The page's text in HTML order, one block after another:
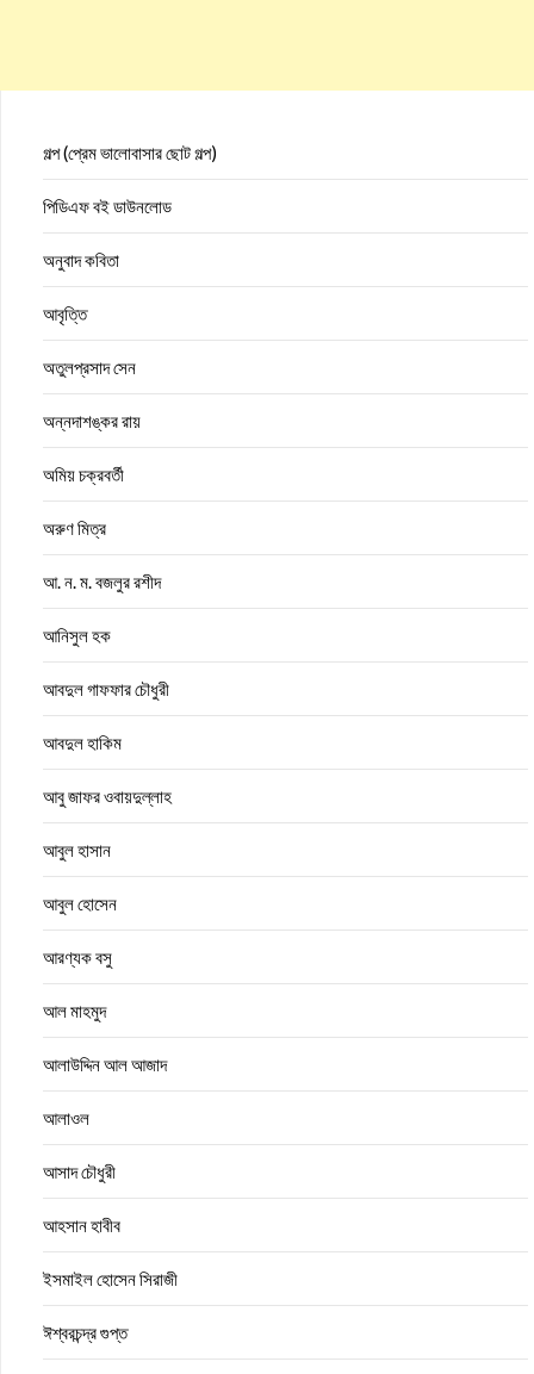
গল্প (প্রেম ভালোবাসার ছোট গল্প)
পিডিএফ বই ডাউনলোড
অনুবাদ কবিতা
আবৃত্তি
অতুলপ্রসাদ সেন
অন্নদাশঙ্কর রায়
অমিয় চক্রবর্তী
অরুণ মিত্র
আ. ন. ম. বজলুর রশীদ
আনিসুল হক
আবদুল গাফফার চৌধুরী
আবদুল হাকিম
আবু জাফর ওবায়দুল্লাহ
আবুল হাসান
আবুল হোসেন
আরণ্যক বসু
আল মাহমুদ
আলাউদ্দিন আল আজাদ
আলাওল
আসাদ চৌধুরী
আহসান হাবীব
ইসমাইল হোসেন সিরাজী
ঈশ্বরচন্দ্র গুপ্ত